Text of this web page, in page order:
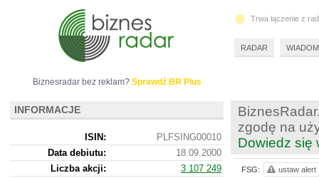
zgodę na
Dowiedz się
FSG: ustaw alert
Biznesradar bez reklam? Sprawdź BR Plus
INFORMACJE
ISIN:
PLFSING00010
Data debiutu:
18.09.2000
Liczba akcji:
3 107 249
Trwa łączenie z
RADAR